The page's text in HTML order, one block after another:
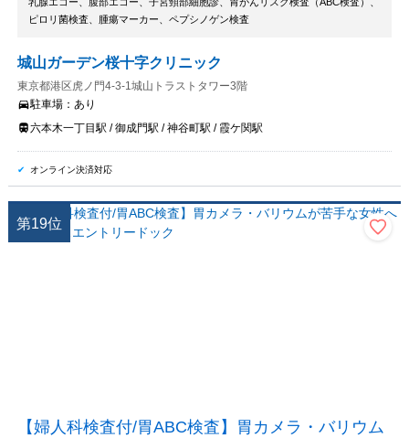
乳腺エコー、腹部エコー、子宮頸部細胞診、胃がんリスク検査（ABC検査）、
ピロリ菌検査、腫瘍マーカー、ペプシノゲン検査
城山ガーデン桜十字クリニック
東京都港区虎ノ門4-3-1城山トラストタワー3階
駐車場： あり
六本木一丁目駅 / 御成門駅 / 神谷町駅 / 霞ケ関駅
オンライン決済対応
第19位
【婦人科検査付/胃ABC検査】胃カメラ・バリウム